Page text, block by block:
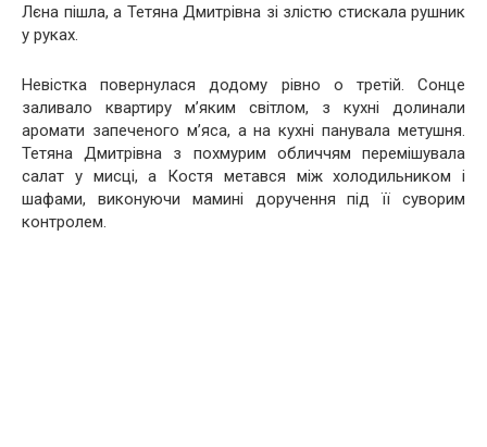
Лєна пішла, а Тетяна Дмитрівна зі злістю стискала рушник
у руках.
Невістка повернулася додому рівно о третій. Сонце
заливало квартиру м’яким світлом, з кухні долинали
аромати запеченого м’яса, а на кухні панувала метушня.
Тетяна Дмитрівна з похмурим обличчям перемішувала
салат у мисці, а Костя метався між холодильником і
шафами, виконуючи мамині доручення під її суворим
контролем.